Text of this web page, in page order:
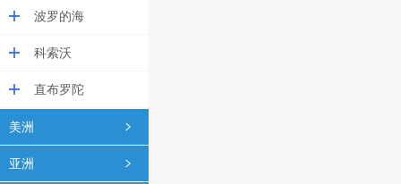
波罗的海
科索沃
直布罗陀
美洲
亚洲